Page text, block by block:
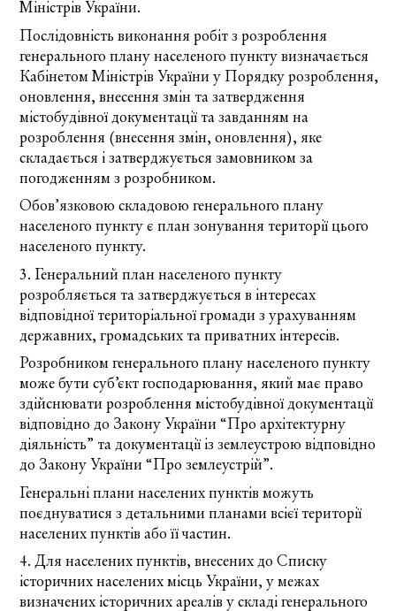
Міністрів України.
Послідовність виконання робіт з розроблення
генерального плану населеного пункту визначається
Кабінетом Міністрів України у Порядку розроблення,
оновлення, внесення змін та затвердження
містобудівної документації та завданням на
розроблення (внесення змін, оновлення), яке
складається і затверджується замовником за
погодженням з розробником.
Обов’язковою складовою генерального плану
населеного пункту є план зонування території цього
населеного пункту.
3. Генеральний план населеного пункту
розробляється та затверджується в інтересах
відповідної територіальної громади з урахуванням
державних, громадських та приватних інтересів.
Розробником генерального плану населеного пункту
може бути суб’єкт господарювання, який має право
здійснювати розроблення містобудівної документації
відповідно до Закону України “Про архітектурну
діяльність” та документації із землеустрою відповідно
до Закону України “Про землеустрій”.
Генеральні плани населених пунктів можуть
поєднуватися з детальними планами всієї території
населених пунктів або її частин.
4. Для населених пунктів, внесених до Списку
історичних населених місць України, у межах
визначених історичних ареалів у складі генерального